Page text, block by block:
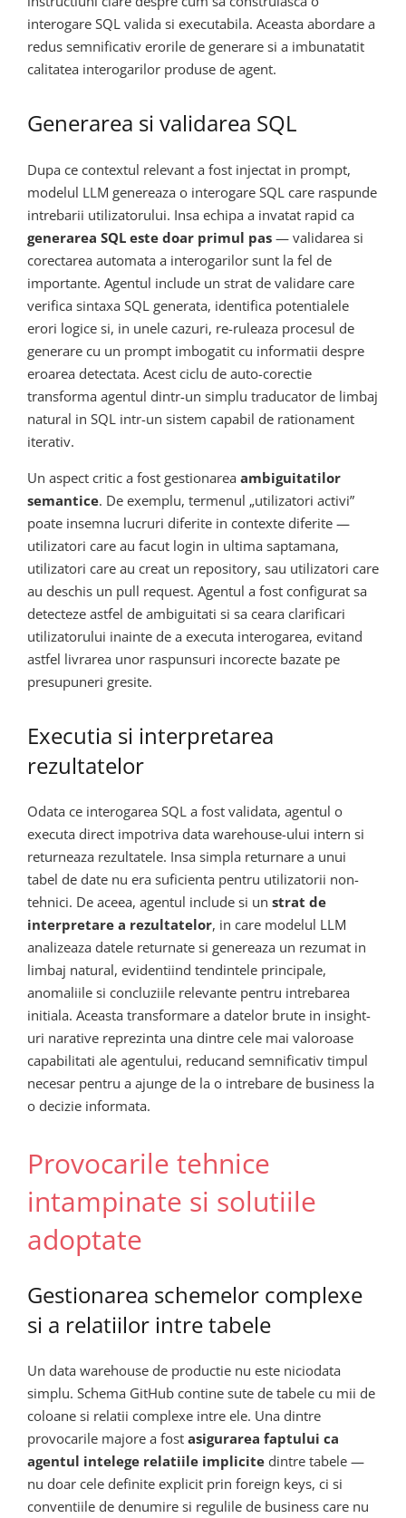
interogare SQL valida si executabila. Aceasta abordare a
redus semnificativ erorile de generare si a imbunatatit
calitatea interogarilor produse de agent.
Generarea si validarea SQL
Dupa ce contextul relevant a fost injectat in prompt,
modelul LLM genereaza o interogare SQL care raspunde
intrebarii utilizatorului. Insa echipa a invatat rapid ca
generarea SQL este doar primul pas — validarea si
corectarea automata a interogarilor sunt la fel de
importante. Agentul include un strat de validare care
verifica sintaxa SQL generata, identifica potentialele
erori logice si, in unele cazuri, re-ruleaza procesul de
generare cu un prompt imbogatit cu informatii despre
eroarea detectata. Acest ciclu de auto-corectie
transforma agentul dintr-un simplu traducator de limbaj
natural in SQL intr-un sistem capabil de rationament
iterativ.
Un aspect critic a fost gestionarea ambiguitatilor
semantice. De exemplu, termenul „utilizatori activi”
poate insemna lucruri diferite in contexte diferite —
utilizatori care au facut login in ultima saptamana,
utilizatori care au creat un repository, sau utilizatori care
au deschis un pull request. Agentul a fost configurat sa
detecteze astfel de ambiguitati si sa ceara clarificari
utilizatorului inainte de a executa interogarea, evitand
astfel livrarea unor raspunsuri incorecte bazate pe
presupuneri gresite.
Executia si interpretarea
rezultatelor
Odata ce interogarea SQL a fost validata, agentul o
executa direct impotriva data warehouse-ului intern si
returneaza rezultatele. Insa simpla returnare a unui
tabel de date nu era suficienta pentru utilizatorii non-
tehnici. De aceea, agentul include si un strat de
interpretare a rezultatelor, in care modelul LLM
analizeaza datele returnate si genereaza un rezumat in
limbaj natural, evidentiind tendintele principale,
anomaliile si concluziile relevante pentru intrebarea
initiala. Aceasta transformare a datelor brute in insight-
uri narative reprezinta una dintre cele mai valoroase
capabilitati ale agentului, reducand semnificativ timpul
necesar pentru a ajunge de la o intrebare de business la
o decizie informata.
Provocarile tehnice
intampinate si solutiile
adoptate
Gestionarea schemelor complexe
si a relatiilor intre tabele
Un data warehouse de productie nu este niciodata
simplu. Schema GitHub contine sute de tabele cu mii de
coloane si relatii complexe intre ele. Una dintre
provocarile majore a fost asigurarea faptului ca
agentul intelege relatiile implicite dintre tabele —
nu doar cele definite explicit prin foreign keys, ci si
conventiile de denumire si regulile de business care nu